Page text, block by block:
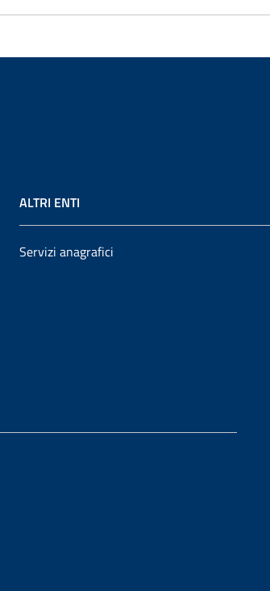
ALTRI ENTI
Servizi anagrafici